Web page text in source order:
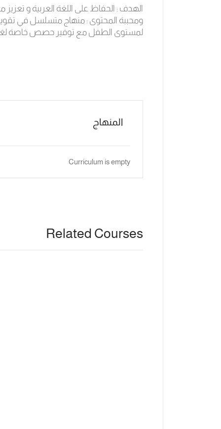
الهدف : الحفاظ على اللغة العربية و
ومحببة المحتوى : منهاج متسلسل في تقوية
لمستوى الطفل مع توفير حصص خاصة لغير
المنهاج
Curriculum is empty
Related Courses